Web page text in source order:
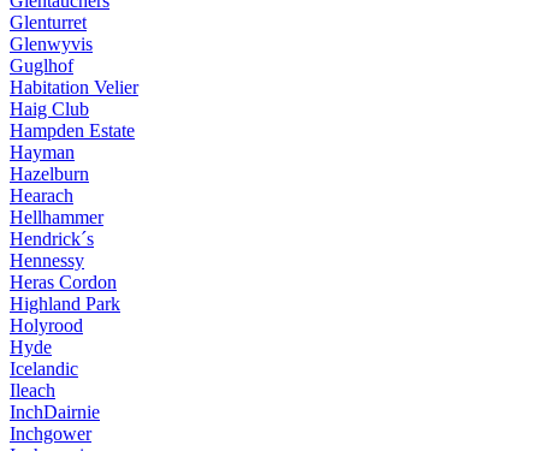
Glenturret
Glenwyvis
Guglhof
Habitation Velier
Haig Club
Hampden Estate
Hayman
Hazelburn
Hearach
Hellhammer
Hendrick´s
Hennessy
Heras Cordon
Highland Park
Holyrood
Hyde
Icelandic
Ileach
InchDairnie
Inchgower